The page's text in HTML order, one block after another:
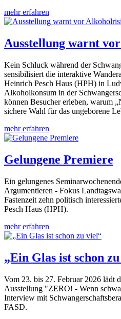
mehr erfahren
Ausstellung warnt
Kein Schluck während der
sensibilisiert die interaktive
Heinrich Pesch Haus (HPH) in
Alkoholkonsum in der
können Besucher erleben, warum
sichere Wahl für das ungeborene
mehr erfahren
Gelungene Premiere
Ein gelungenes
Argumentieren - Fokus
Fastenzeit zehn politisch
Pesch Haus (HPH).
mehr erfahren
„Ein Glas ist schon
Vom 23. bis 27. Februar 2026 lädt
Ausstellung "ZERO! - Wenn
Interview mit
FASD.